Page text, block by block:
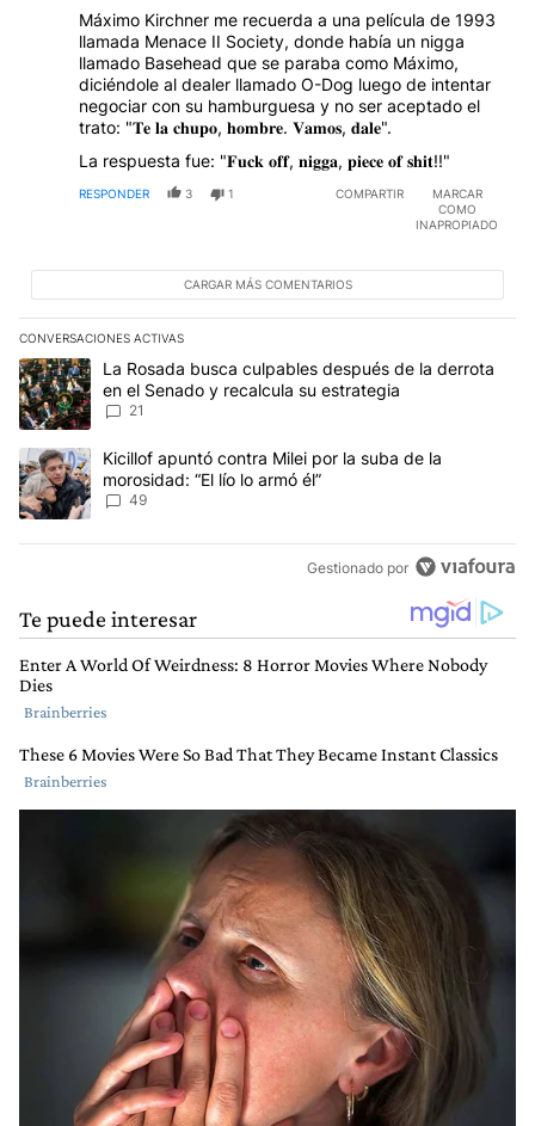
Máximo Kirchner me recuerda a una película de 1993
llamada Menace II Society, donde había un nigga
llamado Basehead que se paraba como Máximo,
diciéndole al dealer llamado O-Dog luego de intentar
negociar con su hamburguesa y no ser aceptado el
trato: "𝐓𝐞 𝐥𝐚 𝐜𝐡𝐮𝐩𝐨, 𝐡𝐨𝐦𝐛𝐫𝐞. 𝐕𝐚𝐦𝐨𝐬, 𝐝𝐚𝐥𝐞".
La respuesta fue: "𝐅𝐮𝐜𝐤 𝐨𝐟𝐟, 𝐧𝐢𝐠𝐠𝐚, 𝐩𝐢𝐞𝐜𝐞 𝐨𝐟 𝐬𝐡𝐢𝐭!!"
RESPONDER 3 1 COMPARTIR
MARCAR
COMO
INAPROPIADO
CARGAR MÁS COMENTARIOS
CONVERSACIONES ACTIVAS
Este listado muestra los artículos con más comentarios en los
Un artículo de tendencia con el título "La Rosada busca
La Rosada busca culpables después de la derrota
en el Senado y recalcula su estrategia
21
Un artículo de tendencia con el título "Kicillof apuntó contra Milei
Kicillof apuntó contra Milei por la suba de la
morosidad: “El lío lo armó él”
49
Gestionado por